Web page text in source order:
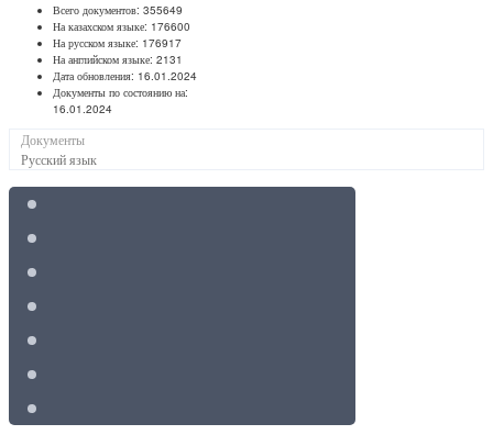
Всего документов: 355649
На казахском языке: 176600
На русском языке: 176917
На английском языке: 2131
Дата обновления: 16.01.2024
Документы по состоянию на:
16.01.2024
Документы
Русский язык